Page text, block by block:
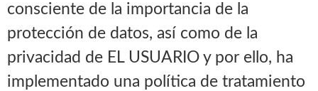
consciente de la importancia de la
protección de datos, así como de la
privacidad de EL USUARIO y por ello, ha
implementado una política de tratamiento